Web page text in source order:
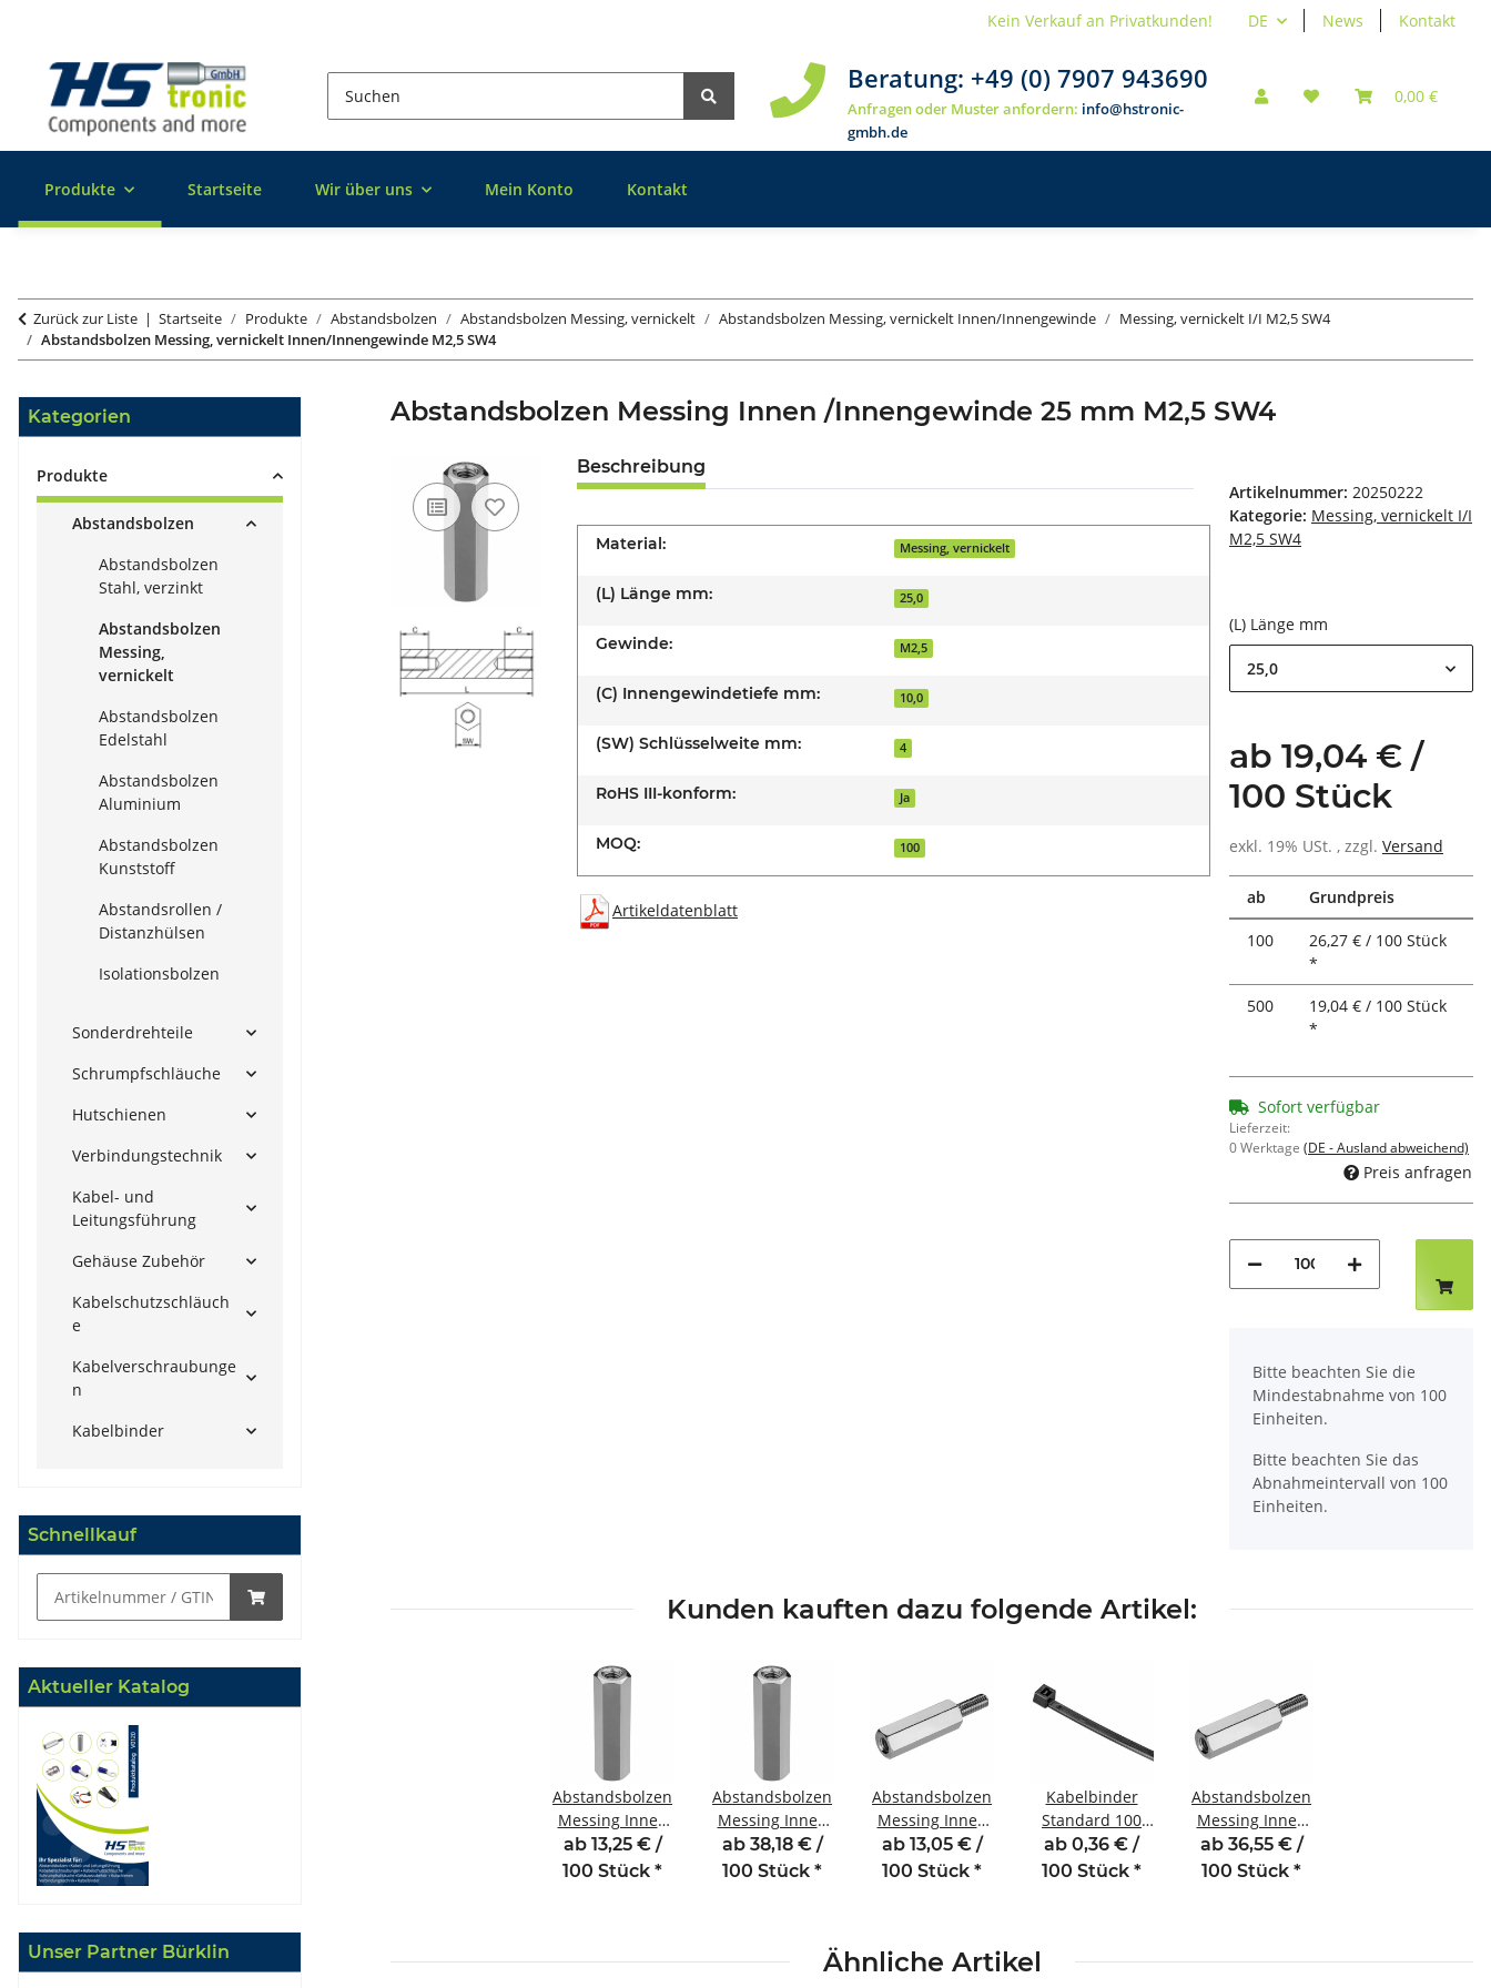
DE News Kontakt
Kein Verkauf an Privatkunden!
Beratung: +49 (0) 7907 943690
Anfragen oder Muster anfordern: info@hstronic-
gmbh.de
0,00 €
Produkte Startseite Wir über uns Mein Konto Kontakt
Zurück zur Liste Startseite Produkte Abstandsbolzen Abstandsbolzen Messing, vernickelt Abstandsbolzen Messing, vernickelt Innen/Innengewinde
Messing, vernickelt I/I M2,5 SW4
Abstandsbolzen Messing, vernickelt Innen/Innengewinde M2,5 SW4
Abstandsbolzen Messing Innen /Innengewinde 25 mm M2,5 SW4
Beschreibung
Material: Messing, vernickelt
(L) Länge mm: 25,0
Gewinde: M2,5
(C) Innengewindetiefe mm: 10,0
(SW) Schlüsselweite mm: 4
RoHS III-konform: Ja
MOQ: 100
Artikeldatenblatt
Artikelnummer: 20250222
Kategorie: Messing, vernickelt I/I
M2,5 SW4
(L) Länge mm
25,0
ab 19,04 € /
100 Stück
exkl. 19% USt. , zzgl. Versand
ab Grundpreis
100
26,27 € / 100 Stück
*
500
19,04 € / 100 Stück
*
Sofort verfügbar
Lieferzeit:
0 Werktage (DE - Ausland abweichend)
Preis anfragen
Bitte beachten Sie die
Mindestabnahme von 100
Einheiten.
Bitte beachten Sie das
Abnahmeintervall von 100
Einheiten.
Kunden kauften dazu folgende Artikel:
Abstandsbolzen
Messing Innen
/Innengewinde
18 mm M3 SW5
ab 13,25 € /
100 Stück *
Abstandsbolzen
Messing Innen
/Innengewinde
50 mm M3
ab 38,18 € /
100 Stück *
Abstandsbolzen
Messing Innen
/Außengewinde
5 mm M3 SW5,5
ab 13,05 € /
100 Stück *
Kabelbinder
Standard 100
mm - 2,5 mm
schwarz
ab 0,36 € /
100 Stück *
Abstandsbolzen
Messing Innen
/Außengewinde
60 mm M3 SW5
ab 36,55 € /
100 Stück *
Ähnliche Artikel
Kategorien
Produkte
Abstandsbolzen
Abstandsbolzen
Stahl, verzinkt
Abstandsbolzen
Messing,
vernickelt
Abstandsbolzen
Edelstahl
Abstandsbolzen
Aluminium
Abstandsbolzen
Kunststoff
Abstandsrollen /
Distanzhülsen
Isolationsbolzen
Sonderdrehteile
Schrumpfschläuche
Hutschienen
Verbindungstechnik
Kabel- und
Leitungsführung
Gehäuse Zubehör
Kabelschutzschläuch
e
Kabelverschraubunge
n
Kabelbinder
Schnellkauf
Aktueller Katalog
Unser Partner Bürklin